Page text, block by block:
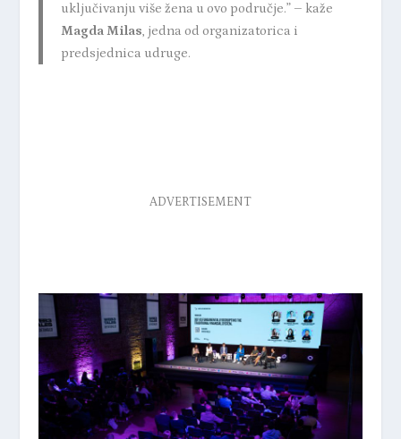
uključivanju više žena u ovo područje.” – kaže
Magda Milas, jedna od organizatorica i
predsjednica udruge.
ADVERTISEMENT